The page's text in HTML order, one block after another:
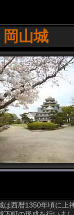
山城
は西暦1350年頃に上